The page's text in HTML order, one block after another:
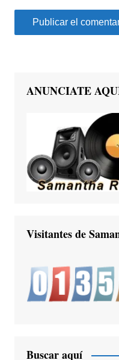
ANUNCIATE
Visitantes de
Buscar aquí